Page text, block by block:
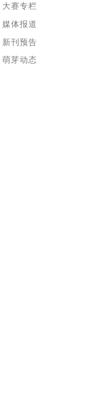
大赛专栏
媒体报道
新刊预告
萌芽动态